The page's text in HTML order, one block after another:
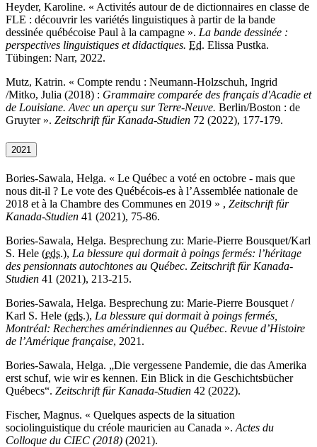
Heyder, Karoline. « Activités autour de de dictionnaires en classe de
FLE : découvrir les variétés linguistiques à partir de la bande
dessinée québécoise Paul à la campagne ». La bande dessinée :
perspectives linguistiques et didactiques. Ed. Elissa Pustka.
Tübingen: Narr, 2022.
Mutz, Katrin. « Compte rendu : Neumann-Holzschuh, Ingrid
/Mitko, Julia (2018) : Grammaire comparée des français d'Acadie et
de Louisiane. Avec un aperçu sur Terre-Neuve. Berlin/Boston : de
Gruyter ». Zeitschrift für Kanada-Studien 72 (2022), 177-179.
2021
Bories-Sawala, Helga. « Le Québec a voté en octobre - mais que
nous dit-il ? Le vote des Québécois-es à l’Assemblée nationale de
2018 et à la Chambre des Communes en 2019 » , Zeitschrift für
Kanada-Studien 41 (2021), 75-86.
Bories-Sawala, Helga. Besprechung zu: Marie-Pierre Bousquet/Karl
S. Hele (eds.), La blessure qui dormait à poings fermés: l’héritage
des pensionnats autochtones au Québec. Zeitschrift für Kanada-
Studien 41 (2021), 213-215.
Bories-Sawala, Helga. Besprechung zu: Marie-Pierre Bousquet /
Karl S. Hele (eds.), La blessure qui dormait à poings fermés,
Montréal: Recherches amérindiennes au Québec. Revue d’Histoire
de l’Amérique française, 2021.
Bories-Sawala, Helga. „Die vergessene Pandemie, die das Amerika
erst schuf, wie wir es kennen. Ein Blick in die Geschichtsbücher
Québecs“. Zeitschrift für Kanada-Studien 42 (2022).
Fischer, Magnus. « Quelques aspects de la situation
sociolinguistique du créole mauricien au Canada ». Actes du
Colloque du CIEC (2018) (2021).